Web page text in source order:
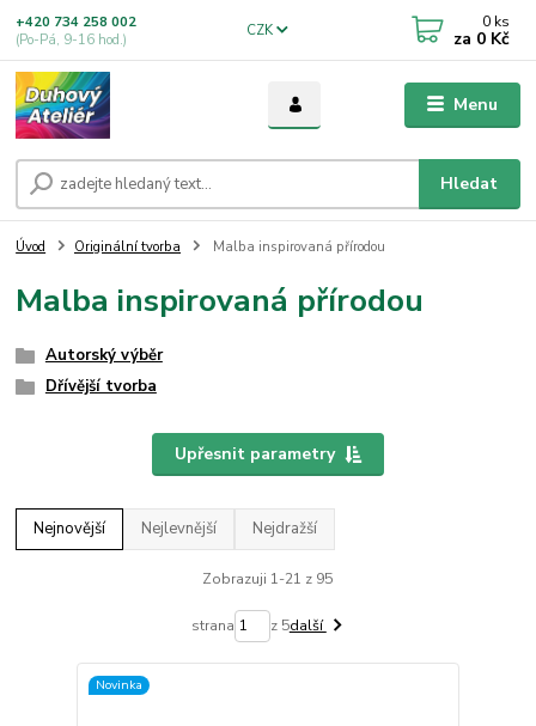
Menu
CZK
Hledat
+420 734 258 002
(Po-Pá, 9-16 hod.)
0 ks
za 0 Kč
Úvod Originální tvorba Malba inspirovaná přírodou
Malba inspirovaná přírodou
Autorský výběr
Dřívější tvorba
Upřesnit parametry
Nejnovější Nejlevnější Nejdražší
Zobrazuji 1-21 z 95
strana z 5další
Novinka